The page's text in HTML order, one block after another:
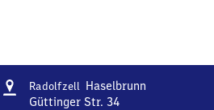
Adresse
Radolfzell HaselbrunnRadolfzell-
Güttinger Str. 34